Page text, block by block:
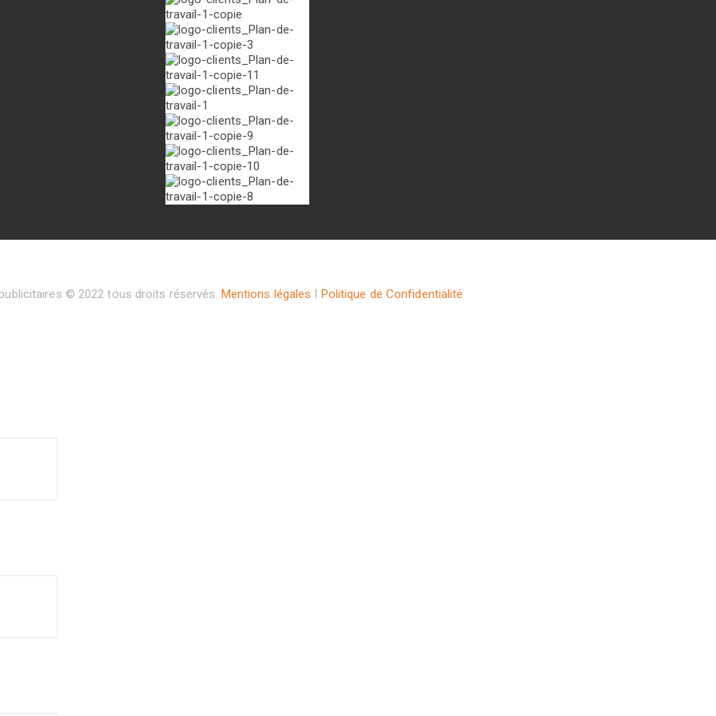
© 2022 tous droits réservés. Mentions légales I Politique de Confidentialité